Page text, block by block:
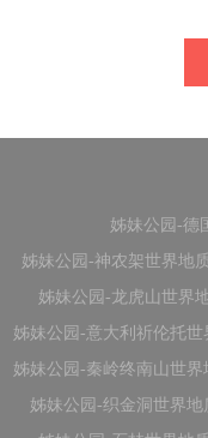
姊妹公园-德
姊妹公园-神农架世界地
姊妹公园-龙虎山世界
姊妹公园-意大利祈伦托世
姊妹公园-秦岭终南山世界
姊妹公园-织金洞世界地